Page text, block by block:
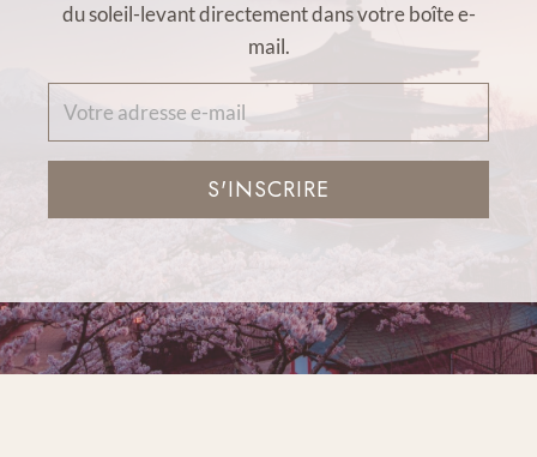
du soleil-levant directement dans votre boîte e-
mail.
S'INSCRIRE